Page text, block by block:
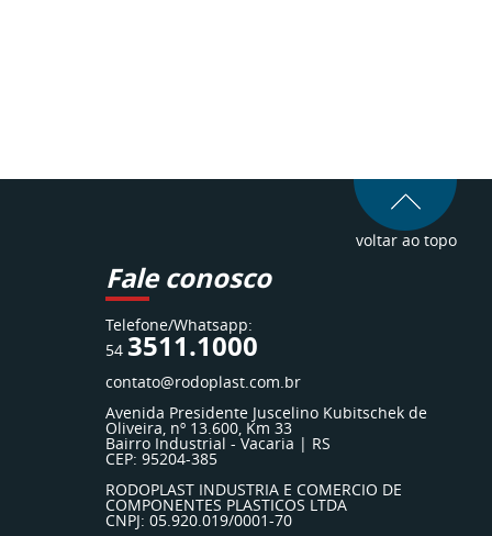
voltar ao topo
Fale conosco
Telefone/Whatsapp:
54 3511.1000
contato@rodoplast.com.br
Avenida Presidente Juscelino Kubitschek de
Oliveira, nº 13.600, Km 33
Bairro Industrial - Vacaria | RS
CEP: 95204-385
RODOPLAST INDUSTRIA E COMERCIO DE
COMPONENTES PLASTICOS LTDA
CNPJ: 05.920.019/0001-70